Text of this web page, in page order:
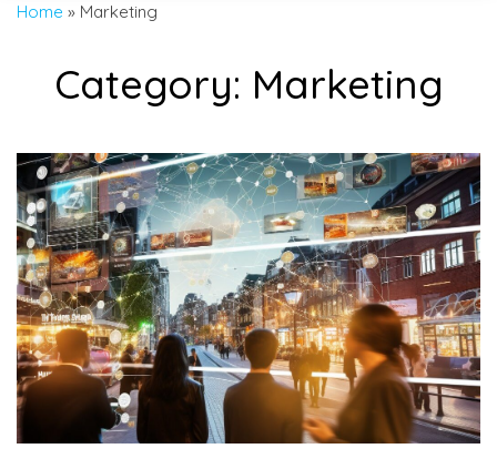
Home » Marketing
Category: Marketing